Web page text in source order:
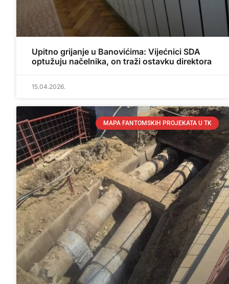
Upitno grijanje u Banovićima: Vijećnici SDA
optužuju načelnika, on traži ostavku direktora
15.04.2026.
MAPA FANTOMSKIH PROJEKATA U TK